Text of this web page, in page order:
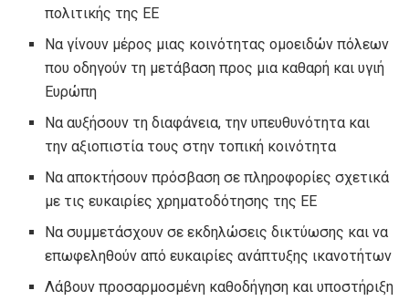
πολιτικής της ΕΕ
Να γίνουν μέρος μιας κοινότητας ομοειδών πόλεων
που οδηγούν τη μετάβαση προς μια καθαρή και υγιή
Ευρώπη
Να αυξήσουν τη διαφάνεια, την υπευθυνότητα και
την αξιοπιστία τους στην τοπική κοινότητα
Να αποκτήσουν πρόσβαση σε πληροφορίες σχετικά
με τις ευκαιρίες χρηματοδότησης της ΕΕ
Να συμμετάσχουν σε εκδηλώσεις δικτύωσης και να
επωφεληθούν από ευκαιρίες ανάπτυξης ικανοτήτων
Λάβουν προσαρμοσμένη καθοδήγηση και υποστήριξη